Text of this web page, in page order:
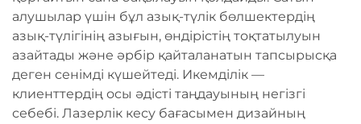
алушылар үшін бұл азық-түлік бөлшектердің
азық-түлігінің азығын, өндірістің тоқтатылуын
азайтады және әрбір қайталанатын тапсырысқа
деген сенімді күшейтеді. Икемділік —
клиенттердің осы әдісті таңдауының негізгі
себебі. Лазерлік кесу бағасымен дизайның